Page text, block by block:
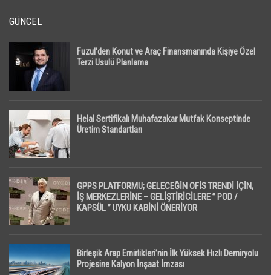
GÜNCEL
Fuzul’den Konut ve Araç Finansmanında Kişiye Özel
Terzi Usulü Planlama
Helal Sertifikalı Muhafazakar Mutfak Konseptinde
Üretim Standartları
GPPS PLATFORMU; GELECEĞİN OFİS TRENDİ İÇİN,
İŞ MERKEZLERİNE – GELİŞTİRİCİLERE ” POD /
KAPSÜL ” UYKU KABİNİ ÖNERİYOR
Birleşik Arap Emirlikleri’nin İlk Yüksek Hızlı Demiryolu
Projesine Kalyon İnşaat İmzası